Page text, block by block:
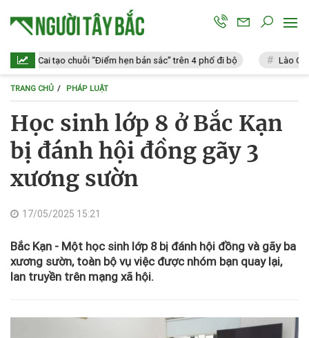
Cai tạo chuỗi “Điểm hẹn bản sắc” trên 4 phố đi bộ Lào Cai: Vi
TRANG CHỦ PHÁP LUẬT
Học sinh lớp 8 ở Bắc Kạn
bị đánh hội đồng gãy 3
xương sườn
17/05/2025 15:21
Bắc Kạn - Một học sinh lớp 8 bị đánh hội đồng và gãy ba
xương sườn, toàn bộ vụ việc được nhóm bạn quay lại,
lan truyền trên mạng xã hội.